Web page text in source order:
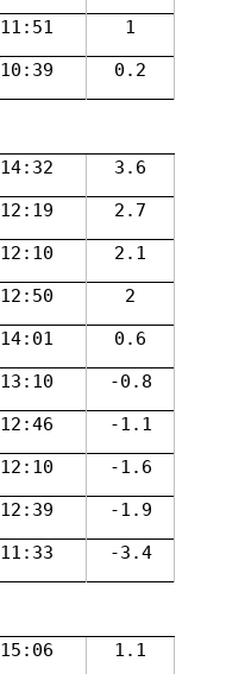
11:51 1
10:39 0.2
14:32 3.6
12:19 2.7
12:10 2.1
12:50 2
14:01 0.6
13:10 -0.8
12:46 -1.1
12:10 -1.6
12:39 -1.9
11:33 -3.4
15:06 1.1